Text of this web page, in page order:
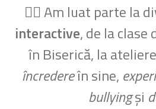
👉🏽 Am luat parte la
interactive, de la clase
în Biserică, la
încredereîn sine,
bullyingși